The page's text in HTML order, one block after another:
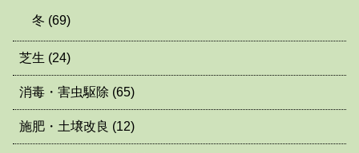
冬 (69)
芝生 (24)
消毒・害虫駆除 (65)
施肥・土壌改良 (12)